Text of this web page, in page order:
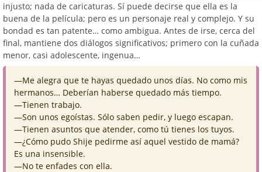
injusto; nada de caricaturas. Sí puede decirse que ella es la
buena de la película; pero es un personaje real y complejo. Y su
bondad es tan patente… como ambigua. Antes de irse, cerca del
final, mantiene dos diálogos significativos; primero con la cuñada
menor, casi adolescente, ingenua…
—Me alegra que te hayas quedado unos días. No como mis
hermanos… Deberían haberse quedado más tiempo.
—Tienen trabajo.
—Son unos egoístas. Sólo saben pedir, y luego escapan.
—Tienen asuntos que atender, como tú tienes los tuyos.
—¿Cómo pudo Shije pedirme así aquel vestido de mamá?
Es una insensible.
—No te enfades con ella.